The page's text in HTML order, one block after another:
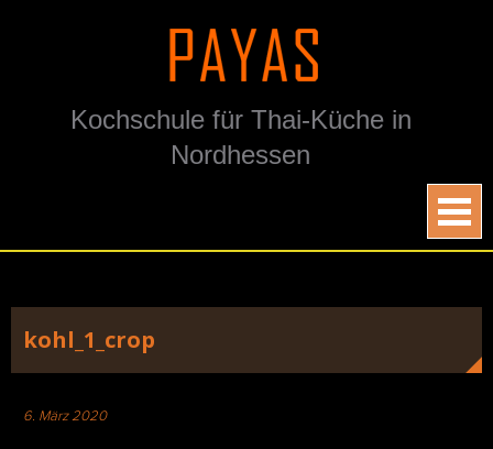
Kochschule für Thai-Küche in
Nordhessen
kohl_1_crop
6. März 2020